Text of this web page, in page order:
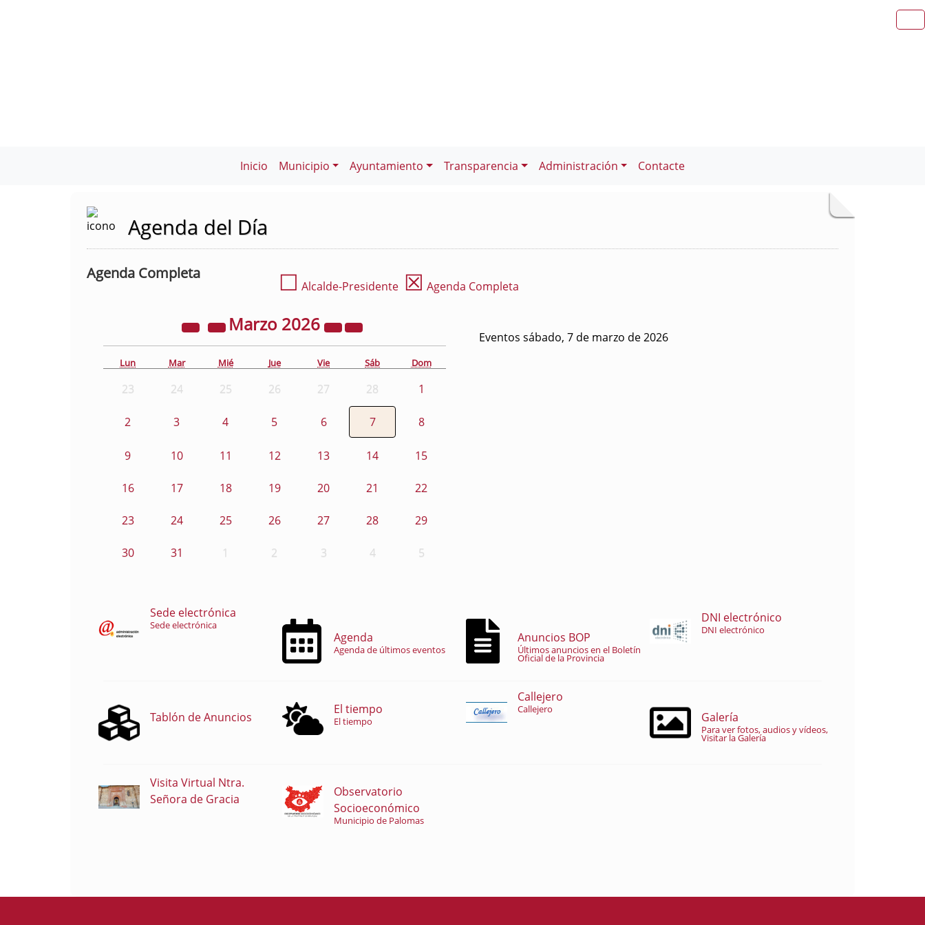
Inicio Municipio Ayuntamiento Transparencia Administración Contacte
Agenda del Día
Agenda Completa ☐ Alcalde-Presidente ☒ Agenda Completa
Marzo 2026
Lun Mar Mié Jue Vie Sáb Dom
23 24 25 26 27 28 1
2 3 4 5 6 7 8
9 10 11 12 13 14 15
16 17 18 19 20 21 22
23 24 25 26 27 28 29
30 31 1 2 3 4 5
Eventos sábado, 7 de marzo de 2026
Sede electrónica
Sede electrónica
Agenda
Agenda de últimos eventos
Anuncios BOP
Últimos anuncios en el Boletín
Oficial de la Provincia
DNI electrónico
DNI electrónico
Tablón de Anuncios
El tiempo
El tiempo
Callejero
Callejero
Galería
Para ver fotos, audios y vídeos,
Visitar la Galería
Visita Virtual Ntra.
Señora de Gracia
Observatorio
Socioeconómico
Municipio de Palomas